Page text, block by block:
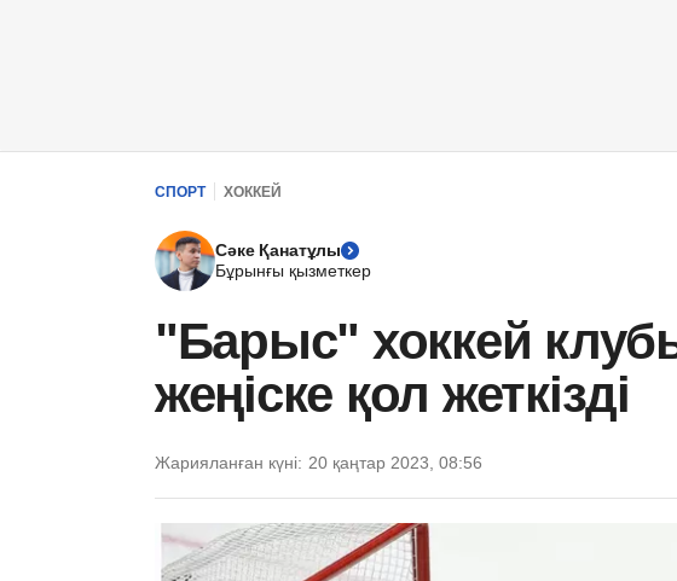
СПОРТ ХОККЕЙ
Сәке Қанатұлы
Бұрынғы қызметкер
"Барыс" хоккей
жеңіске қол жеткізді
Жарияланған күні: 20 қаңтар 2023, 08:56